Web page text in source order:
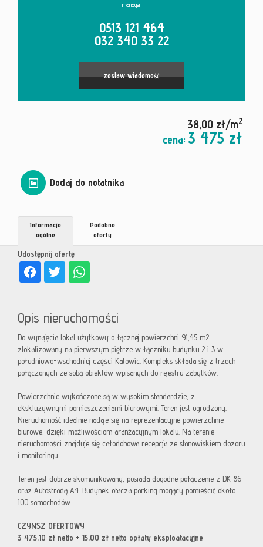
manager
0513 121 464
032 340 33 22
zostaw wiadomość
38,00 zł/m2
cena: 3 475 zł
Dodaj do notatnika
Udostępnij ofertę
Informacje
ogólne
Podobne
oferty
Opis nieruchomości
Do wynajęcia lokal użytkowy o łącznej powierzchni 91,45 m2
zlokalizowany na pierwszym piętrze w łączniku budynku 2 i 3 w
południowo-wschodniej części Katowic. Kompleks składa się z trzech
połączonych ze sobą obiektów wpisanych do rejestru zabytków.
Powierzchnie wykończone są w wysokim standardzie, z
ekskluzywnymi pomieszczeniami biurowymi. Teren jest ogrodzony.
Nieruchomość idealnie nadaje się na reprezentacyjne powierzchnie
biurowe, dzięki możliwościom aranżacyjnym lokalu. Na terenie
nieruchomości znajduje się całodobowa recepcja ze stanowiskiem dozoru
i monitoringu.
Teren jest dobrze skomunikowany, posiada dogodne połączenie z DK 86
oraz Autostradą A4. Budynek otacza parking mogący pomieścić około
100 samochodów.
CZYNSZ OFERTOWY
3 475,10 zł netto + 15,00 zł netto opłaty eksploatacyjne